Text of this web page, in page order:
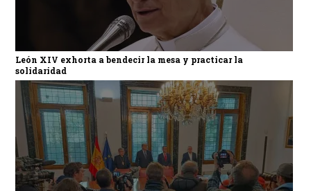
León XIV exhorta a bendecir la mesa y practicar la
solidaridad